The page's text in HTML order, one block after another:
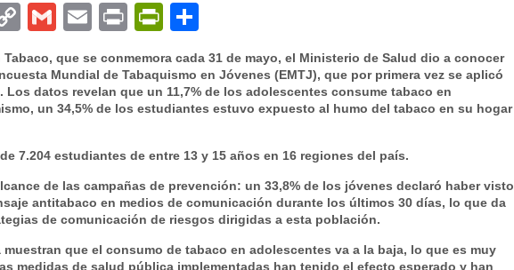
C
o
p
y
n
k
G
ai
l
E
ai
l
P
nt
P
nt
Fr
n
dl
y
o
m
p
tir
que se conmemora cada 31 de mayo, el Ministerio de Salud dio a conocer
Mundial de Tabaquismo en Jóvenes (EMTJ), que por primera vez se aplicó
datos revelan que un 11,7% de los adolescentes consume tabaco en
un 34,5% de los estudiantes estuvo expuesto al humo del tabaco en su hogar
7.204 estudiantes de entre 13 y 15 años en 16 regiones del país.
de las campañas de prevención: un 33,8% de los jóvenes declaró haber visto
antitabaco en medios de comunicación durante los últimos 30 días, lo que da
de comunicación de riesgos dirigidas a esta población.
que el consumo de tabaco en adolescentes va a la baja, lo que es muy
medidas de salud pública implementadas han tenido el efecto esperado y han